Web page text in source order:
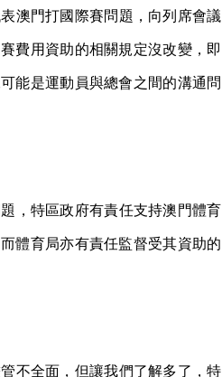
澳門打國際賽問題，向列席會議
費用資助的相關規定沒改變，即
能是運動員與總會之間的溝通問
，特區政府有責任支持澳門體育
體育局亦有責任監督受其資助的
不全面，但讓我們了解多了，特